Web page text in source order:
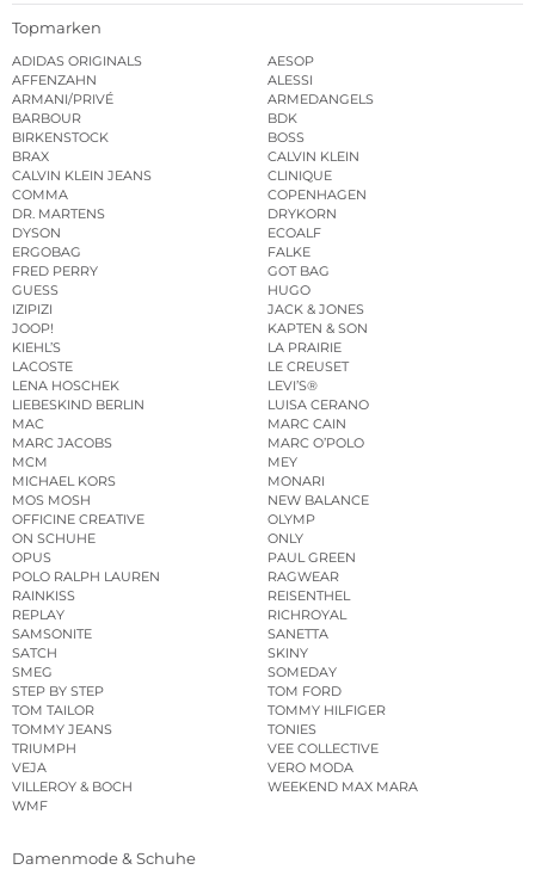
Topmarken
ADIDAS ORIGINALS
AESOP
AFFENZAHN
ALESSI
ARMANI/PRIVÉ
ARMEDANGELS
BARBOUR
BDK
BIRKENSTOCK
BOSS
BRAX
CALVIN KLEIN
CALVIN KLEIN JEANS
CLINIQUE
COMMA
COPENHAGEN
DR. MARTENS
DRYKORN
DYSON
ECOALF
ERGOBAG
FALKE
FRED PERRY
GOT BAG
GUESS
HUGO
IZIPIZI
JACK & JONES
JOOP!
KAPTEN & SON
KIEHL’S
LA PRAIRIE
LACOSTE
LE CREUSET
LENA HOSCHEK
LEVI’S®
LIEBESKIND BERLIN
LUISA CERANO
MAC
MARC CAIN
MARC JACOBS
MARC O’POLO
MCM
MEY
MICHAEL KORS
MONARI
MOS MOSH
NEW BALANCE
OFFICINE CREATIVE
OLYMP
ON SCHUHE
ONLY
OPUS
PAUL GREEN
POLO RALPH LAUREN
RAGWEAR
RAINKISS
REISENTHEL
REPLAY
RICHROYAL
SAMSONITE
SANETTA
SATCH
SKINY
SMEG
SOMEDAY
STEP BY STEP
TOM FORD
TOM TAILOR
TOMMY HILFIGER
TOMMY JEANS
TONIES
TRIUMPH
VEE COLLECTIVE
VEJA
VERO MODA
VILLEROY & BOCH
WEEKEND MAX MARA
WMF
Damenmode & Schuhe